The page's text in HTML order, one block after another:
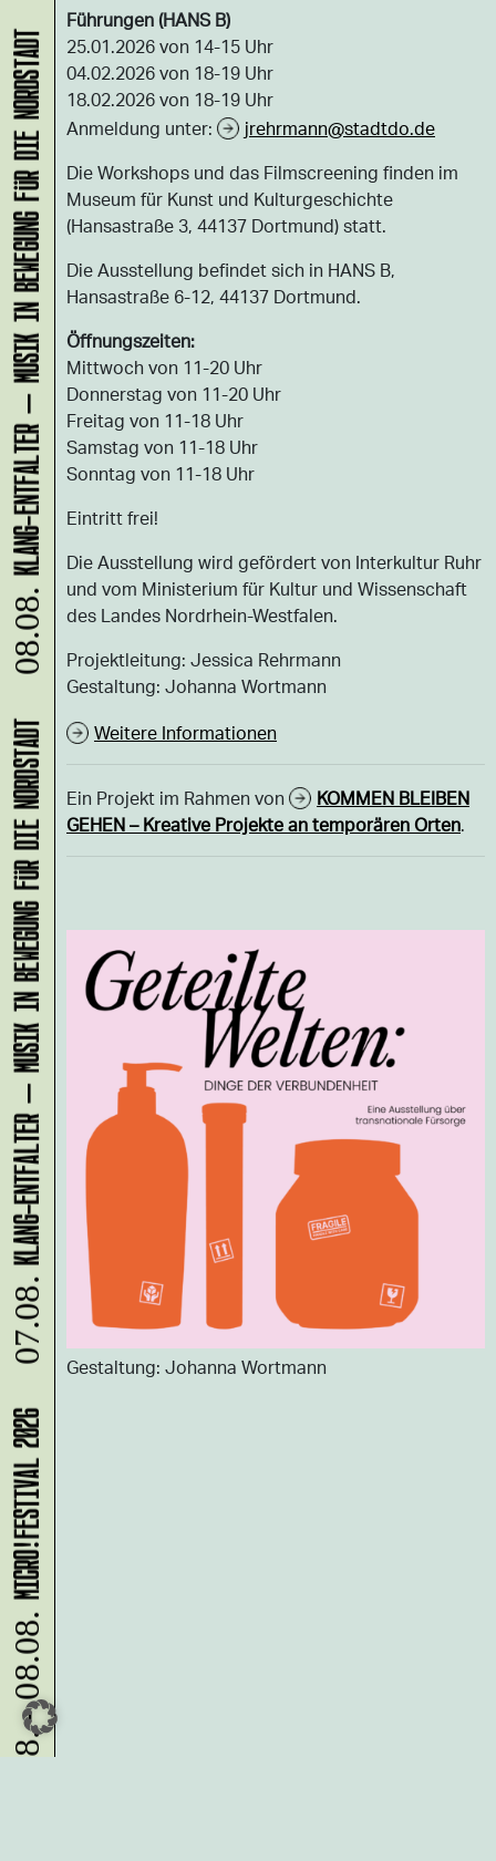
Führungen (HANS B)
25.01.2026 von 14-15 Uhr
04.02.2026 von 18-19 Uhr
18.02.2026 von 18-19 Uhr
Anmeldung unter:
jrehrmann@stadtdo.de
Die Workshops und das Filmscreening finden im
Museum für Kunst und Kulturgeschichte
(Hansastraße 3, 44137 Dortmund) statt.
Die Ausstellung befindet sich in HANS B,
Hansastraße 6-12, 44137 Dortmund.
Öffnungszeiten:
Mittwoch von 11-20 Uhr
Donnerstag von 11-20 Uhr
Freitag von 11-18 Uhr
Samstag von 11-18 Uhr
Sonntag von 11-18 Uhr
Eintritt frei!
Die Ausstellung wird gefördert von Interkultur Ruhr
und vom Ministerium für Kultur und Wissenschaft
des Landes Nordrhein-Westfalen.
Projektleitung: Jessica Rehrmann
Gestaltung: Johanna Wortmann
Weitere Informationen
Ein Projekt im Rahmen von
KOMMEN BLEIBEN
GEHEN – Kreative Projekte an temporären Orten.
Gestaltung: Johanna Wortmann
07.08. - 08.08.
MICRO!FESTIVAL 2026
07.08.
KLANG-ENTFALTER – MUSIK IN BEWEGUNG FÜR DIE NORDSTADT
08.08.
KLANG-ENTFALTER – MUSIK IN BEWEGUNG FÜR DIE NORDSTADT